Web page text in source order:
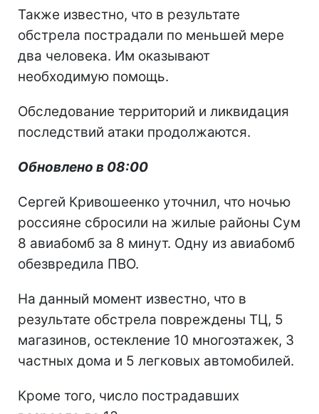
Также известно, что в результате
обстрела пострадали по меньшей мере
два человека. Им оказывают
необходимую помощь.
Обследование территорий и ликвидация
последствий атаки продолжаются.
Обновлено в 08:00
Сергей Кривошеенко уточнил, что ночью
россияне сбросили на жилые районы Сум
8 авиабомб за 8 минут. Одну из авиабомб
обезвредила ПВО.
На данный момент известно, что в
результате обстрела повреждены ТЦ, 5
магазинов, остекление 10 многоэтажек, 3
частных дома и 5 легковых автомобилей.
Кроме того, число пострадавших